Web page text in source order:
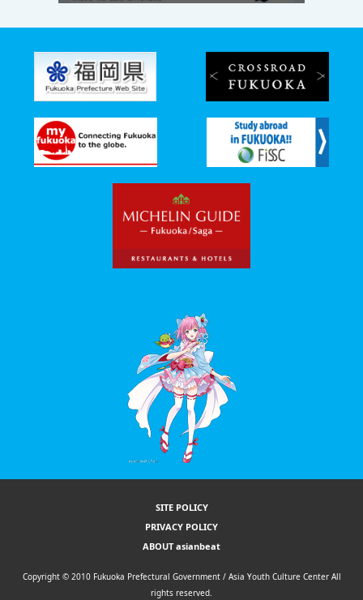
SITE POLICY
PRIVACY POLICY
ABOUT asianbeat
Copyright © 2010 Fukuoka Prefectural Government / Asia Youth Culture Center All
rights reserved.